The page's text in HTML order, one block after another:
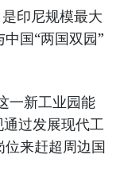
印尼规模最大
国“两国双园”
一新工业园能
过发展现代工
来赶超周边国